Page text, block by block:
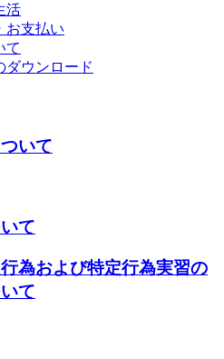
活
お支払い
て
ダウンロード
いて
て
為および特定行為実習の
て